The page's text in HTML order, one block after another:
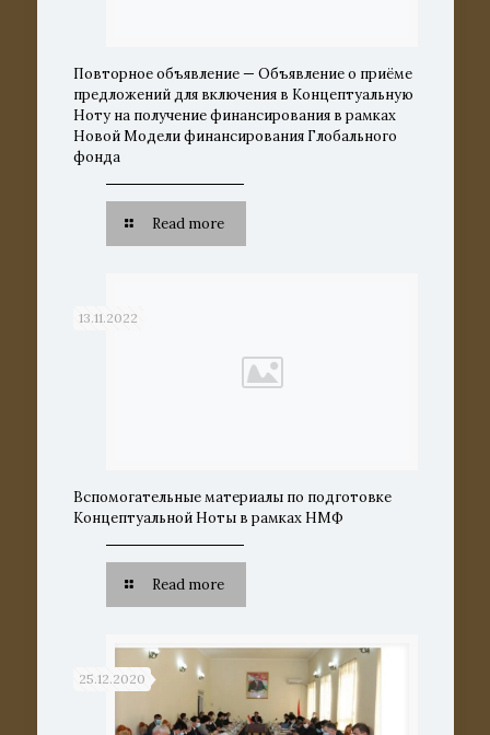
Повторное объявление — Объявление о приёме
предложений для включения в Концептуальную
Ноту на получение финансирования в рамках
Новой Модели финансирования Глобального
фонда
Read more
13.11.2022
Вспомогательные материалы по подготовке
Концептуальной Ноты в рамках НМФ
Read more
25.12.2020